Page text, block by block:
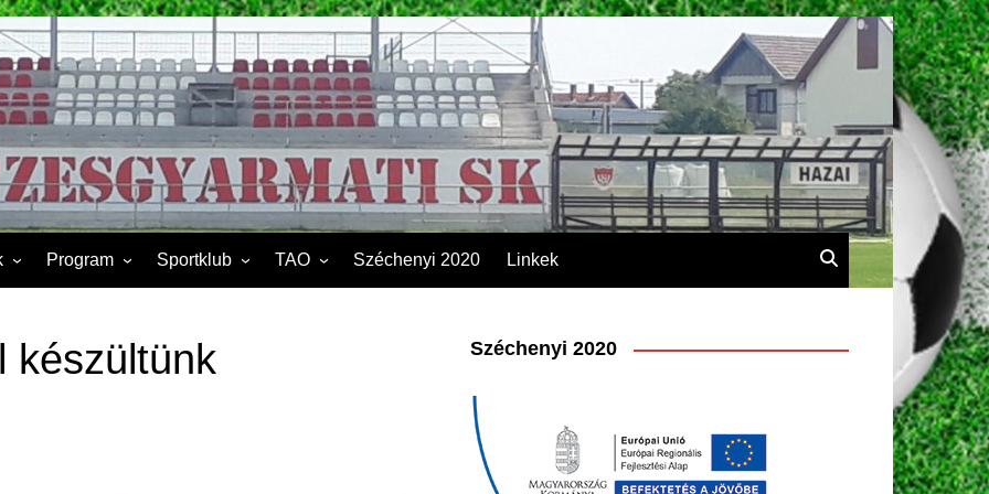
Program Sportklub
Kapcsolat
Éves beszámoló
TAO Széchenyi 2020 Linkek
készültünk
Széchenyi 2020